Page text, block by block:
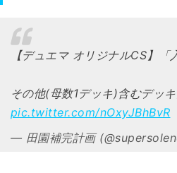
【デュエマ オリジナルCS】
その他(母数1デッキ)含むデッ
pic.twitter.com/nOxyJBhBvR
— 田園補完計画